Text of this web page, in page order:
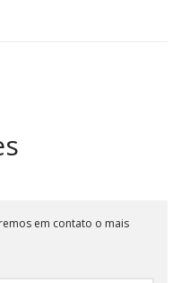
em contato o mais